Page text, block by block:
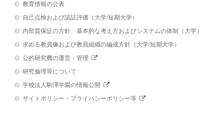
教育情報の公表
自己点検および認証評価（大学/短期大学）
内部質保証の方針、基本的な考え方およびシステムの体制（大学）
求める教員像および教員組織の編成方針（大学/短期大学）
公的研究費の運営・管理
研究倫理等について
学校法人駒澤学園の情報公開
サイトポリシー・プライバシーポリシー等